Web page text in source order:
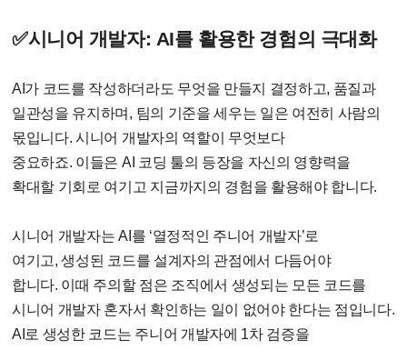
✅시니어 개발자: AI를 활용한 경험의 극대화
AI 가 코드를 작성하더라도 무엇을 만들지 결정하고, 품질과
일관성을 유지하며 , 팀의 기준을 세우는 일은 여전히 사람의
몫입니다.시니어 개발자의 역할이 무엇보다
중요하죠. 이들은 AI 코딩 툴의 등장을 자신의 영향력을
확대할 기회로 여기고 지금까지의 경험을 활용해야 합니다.
시니어 개발자는AI 를 ‘열정적인 주니어 개발자’로
여기고,생성된 코드를 설계자의 관점에서 다듬어야
합니다. 이때 주의할 점은 조직에서 생성되는 모든 코드를
시니어 개발자 혼자서 확인하는 일이 없어야 한다는 점입니다.
AI 로 생성한 코드는 주니어 개발자에 1차 검증을